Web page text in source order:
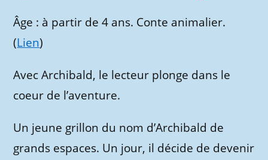
Âge : à partir de 4 ans. Conte animalier.
(Lien)
Avec Archibald, le lecteur plonge dans le
coeur de l’aventure.
Un jeune grillon du nom d’Archibald de
grands espaces. Un jour, il décide de devenir